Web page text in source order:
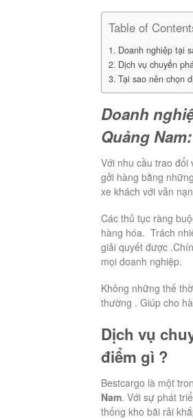
Table of
Doanh nghiệp tại
Dịch vụ chuyển
Tại sao nên chọn
Doanh
Quảng Nam:
Với nhu cầu trao đổi
gởi hàng bằng
xe khách với vẫn
Các thủ tục ràng
hàng hóa. Trách
giải quyết được
mọi doanh nghiệp.
Không những thế
thường . Giúp cho
Dịch vụ
điểm gì ?
Bestcargo là một
Nam. Với sự phát
thống kho bãi rải